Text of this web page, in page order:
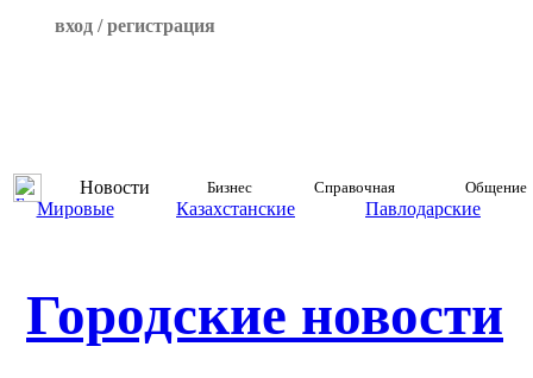
вход / регистрация
Новости Бизнес Справочная Общение
Мировые Казахстанские Павлодарские
Городские новости